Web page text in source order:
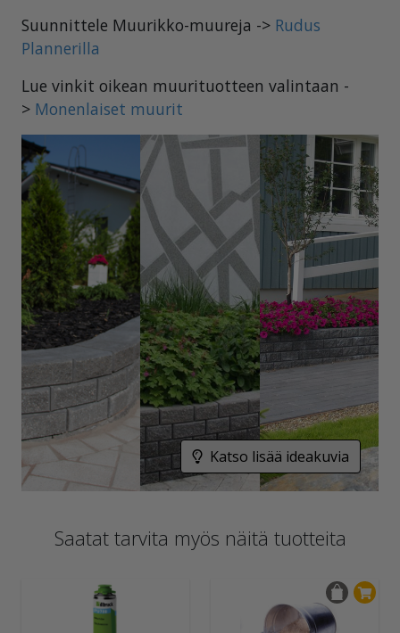
Suunnittele Muurikko-muureja -> Rudus
Plannerilla
Lue vinkit oikean muurituotteen valintaan -
> Monenlaiset muurit
Katso lisää ideakuvia
Saatat tarvita myös näitä tuotteita